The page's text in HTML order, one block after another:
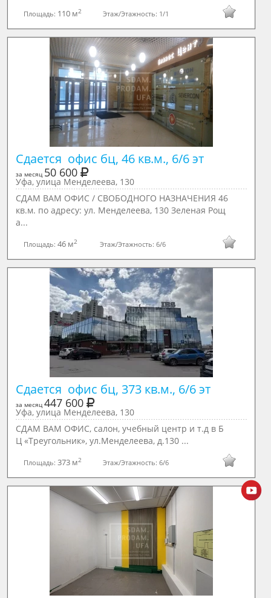
Площадь: 110 м2 Этаж/Этажность: 1/1
Сдается  офис бц, 46 кв.м., 6/6 эт
за месяц 50 600
Уфа, улица Менделеева, 130
СДАМ ВАМ ОФИС / СВОБОДНОГО НАЗНАЧЕНИЯ 46
кв.м. по адресу: ул. Менделеева, 130 Зеленая Рощ
а...
Площадь:46 м2 Этаж/Этажность:6/6
Сдается  офис бц, 373 кв.м., 6/6 эт
за месяц 447 600
Уфа, улица Менделеева, 130
СДАМ ВАМ ОФИС, салон, учебный центр и т.д в Б
Ц «Треугольник», ул.Менделеева, д.130 ...
Площадь: 373 м2 Этаж/Этажность:6/6